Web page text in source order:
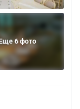
6 фото